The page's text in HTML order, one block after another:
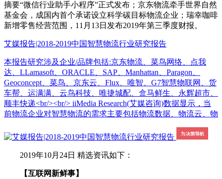
摘要“微信行业助手小程序”正式发布；京东物流牵手世界自然
基金会，成国内首个承诺设立科学碳目标物流企业；瑞幸咖啡
新增零售经营范围，11月13日发布2019年第三季度财报。
艾媒报告|2018-2019中国智慧物流行业研究报告
本报告研究涉及企业/品牌包括:京东物流、菜鸟网络、点我
达、LLamasoft、ORACLE、SAP、Manhattan、Paragon、
Geoconcept、菜鸟、京东云、Flux、唯智、G7智慧物联网、货
车帮、运满满、云鸟科技、唯捷城配、盒马鲜生、永辉超市、
顺丰快递<br/><br/> iiMedia Research(艾媒咨询)数据显示，当
前物流企业对智慧物流的需求主要包括物流数据、物流云、物
2019年10月24日 精选资讯如下：
【互联网新鲜事】